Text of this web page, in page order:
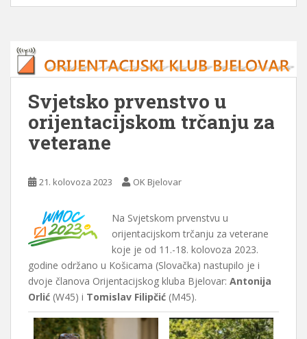
Svjetsko prvenstvo u
orijentacijskom trčanju za
veterane
21. kolovoza 2023 OK Bjelovar
Na Svjetskom prvenstvu u
orijentacijskom trčanju za veterane
koje je od 11.-18. kolovoza 2023.
godine održano u Košicama (Slovačka) nastupilo je i
dvoje članova Orijentacijskog kluba Bjelovar: Antonija
Orlić (W45) i Tomislav Filipčić (M45).